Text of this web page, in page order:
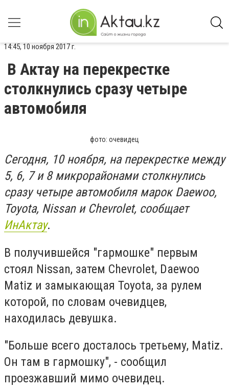
14:45, 10 ноября 2017 г.
В Актау на перекрестке
столкнулись сразу четыре
автомобиля
фото: очевидец
Сегодня, 10 ноября, на перекрестке между
5, 6, 7 и 8 микрорайонами столкнулись
сразу четыре автомобиля марок Daewoo,
Toyota, Nissan и Chevrolet, сообщает
ИнАктау.
В получившейся "гармошке" первым
стоял Nissan, затем Chevrolet, Daewoo
Matiz и замыкающая Toyota, за рулем
которой, по словам очевидцев,
находилась девушка.
"Больше всего досталось третьему, Matiz.
Он там в гармошку", - сообщил
проезжавший мимо очевидец.